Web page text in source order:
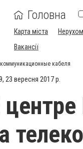
Головна
Карта міста
Вакансії
кабеля
23 вересня 2017 р.